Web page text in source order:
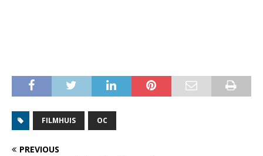
FILMHUIS OC
PREVIOUS